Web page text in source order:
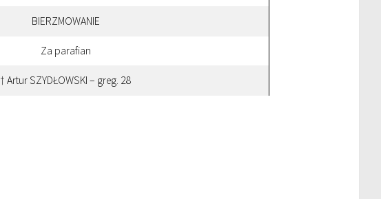
BIERZMOWANIE
Za parafian
† Artur SZYDŁOWSKI – greg. 28